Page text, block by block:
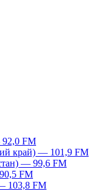
FM
край) — 101,9 FM
— 99,6 FM
FM
103,8 FM